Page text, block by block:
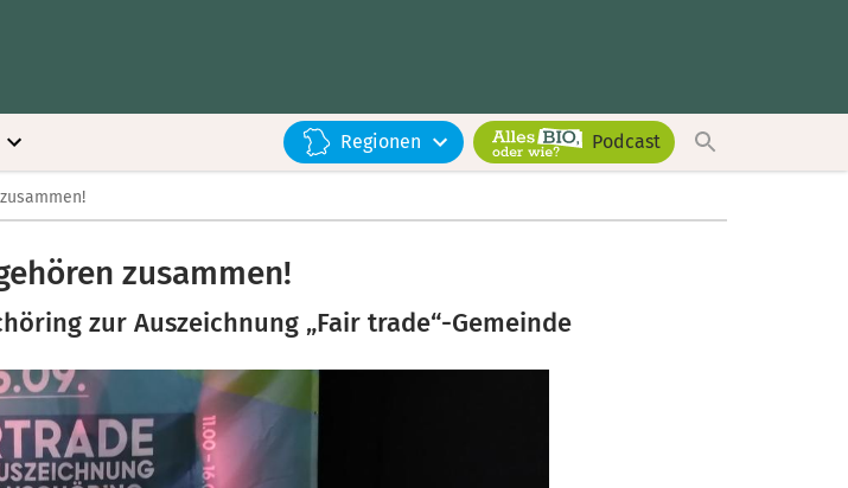
Regionen Podcast
zusammen!
zur Auszeichnung „Fair trade“-Gemeinde